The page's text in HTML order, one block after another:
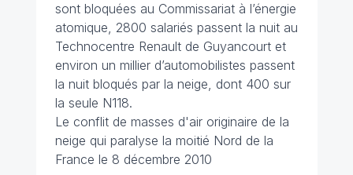
sont bloquées au Commissariat à l’énergie
atomique, 2800 salariés passent la nuit au
Technocentre Renault de Guyancourt et
environ un millier d’automobilistes passent
la nuit bloqués par la neige, dont 400 sur
la seule N118.
Le conflit de masses d'air originaire de la
neige qui paralyse la moitié Nord de la
France le 8 décembre 2010